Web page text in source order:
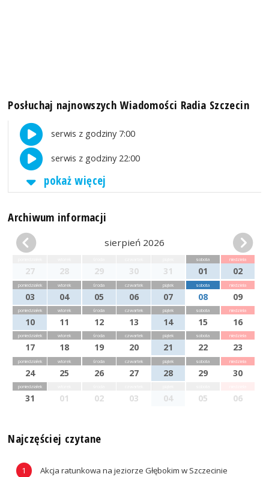
Posłuchaj najnowszych Wiadomości Radia Szczecin
serwis z godziny 7:00
serwis z godziny 22:00
pokaż więcej
Archiwum informacji
sierpień 2026
27 28 29 30 31
sobota
01
niedziela
02
poniedziałek
03
wtorek
04
środa
05
czwartek
06
piątek
07
sobota
08
niedziela
09
poniedziałek
10
wtorek
11
środa
12
czwartek
13
piątek
14
sobota
15
niedziela
16
poniedziałek
17
wtorek
18
środa
19
czwartek
20
piątek
21
sobota
22
niedziela
23
poniedziałek
24
wtorek
25
środa
26
czwartek
27
piątek
28
sobota
29
niedziela
30
poniedziałek
31 01 02 03 04 05 06
Najczęściej czytane
Akcja ratunkowa na jeziorze Głębokim w Szczecinie